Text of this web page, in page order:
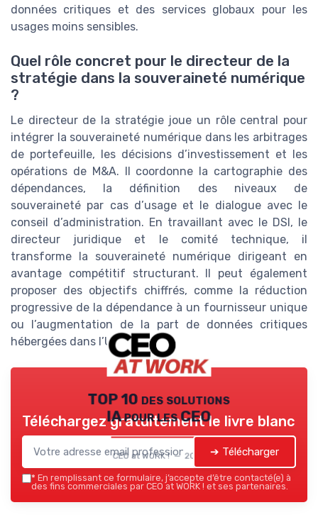
données critiques et des services globaux pour les
usages moins sensibles.
Quel rôle concret pour le directeur de la
stratégie dans la souveraineté numérique
?
Le directeur de la stratégie joue un rôle central pour
intégrer la souveraineté numérique dans les arbitrages
de portefeuille, les décisions d’investissement et les
opérations de M&A. Il coordonne la cartographie des
dépendances, la définition des niveaux de
souveraineté par cas d’usage et le dialogue avec le
conseil d’administration. En travaillant avec le DSI, le
directeur juridique et le comité technique, il
transforme la souveraineté numérique dirigeant en
avantage compétitif structurant. Il peut également
proposer des objectifs chiffrés, comme la réduction
progressive de la dépendance à un fournisseur unique
ou l’augmentation de la part de données critiques
hébergées dans l’Union européenne.
TOP 10 des solutions
IA pour les CEO
CEO at WORK ! — 2026
Téléchargez gratuitement le livre blanc
➔ Télécharger
* En remplissant ce formulaire, j’accepte d’être contacté(e) à
des fins commerciales par CEO at WORK ! et ses partenaires.